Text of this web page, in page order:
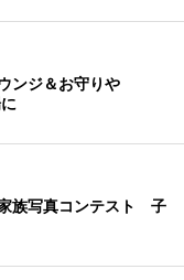
ンジ＆お守りや
族写真コンテスト 子